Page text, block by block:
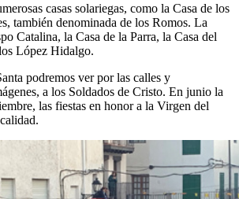
casas solariegas, como la Casa de los
también denominada de los Romos. La
Catalina, la Casa de la Parra, la Casa del
López Hidalgo.
podremos ver por las calles y
a los Soldados de Cristo. En junio la
las fiestas en honor a la Virgen del